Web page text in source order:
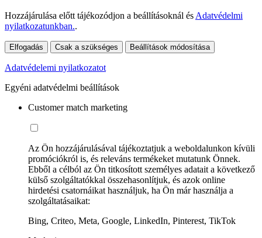
Hozzájárulása előtt tájékozódjon a beállításoknál és Adatvédelmi
nyilatkozatunkban..
Elfogadás Csak a szükséges Beállítások módosítása
Adatvédelemi nyilatkozatot
Egyéni adatvédelmi beállítások
Customer match marketing
Az Ön hozzájárulásával tájékoztatjuk a weboldalunkon kívüli
promóciókról is, és releváns termékeket mutatunk Önnek.
Ebből a célból az Ön titkosított személyes adatait a következő
külső szolgáltatókkal összehasonlítjuk, és azok online
hirdetési csatornáikat használjuk, ha Ön már használja a
szolgáltatásaikat:
Bing, Criteo, Meta, Google, LinkedIn, Pinterest, TikTok